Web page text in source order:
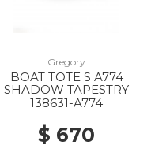
Gregory
BOAT TOTE S A774
SHADOW TAPESTRY
138631-A774
$ 670